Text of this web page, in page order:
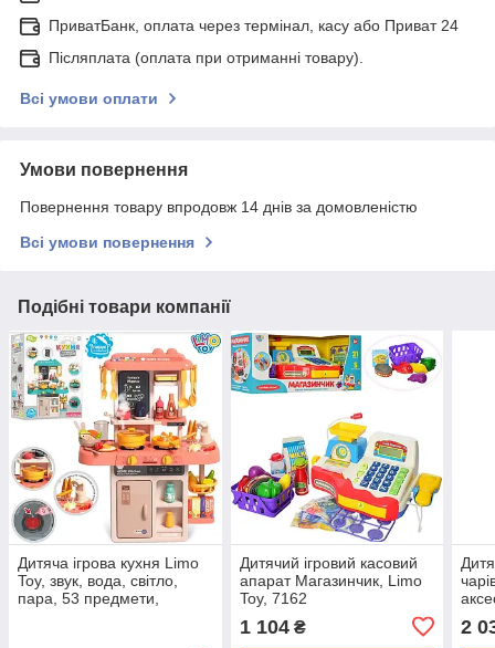
ПриватБанк, оплата через термінал, касу або Приват 24
Післяплата (оплата при отриманні товару).
Всі умови оплати
Умови повернення
Повернення товару впродовж 14 днів за домовленістю
Всі умови повернення
Подібні товари компанії
Дитяча ігрова кухня Limo
Toy, звук, вода, світло,
пара, 53 предмети,
Дитячий ігровий касовий
апарат Магазинчик, Limo
Toy, 7162
1 104₴ 2